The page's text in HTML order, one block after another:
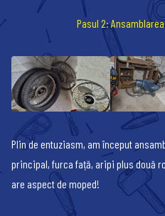
Pasul 2:
Plin de entuziasm, am început
principal, furca față, aripi plus două
are aspect de moped!